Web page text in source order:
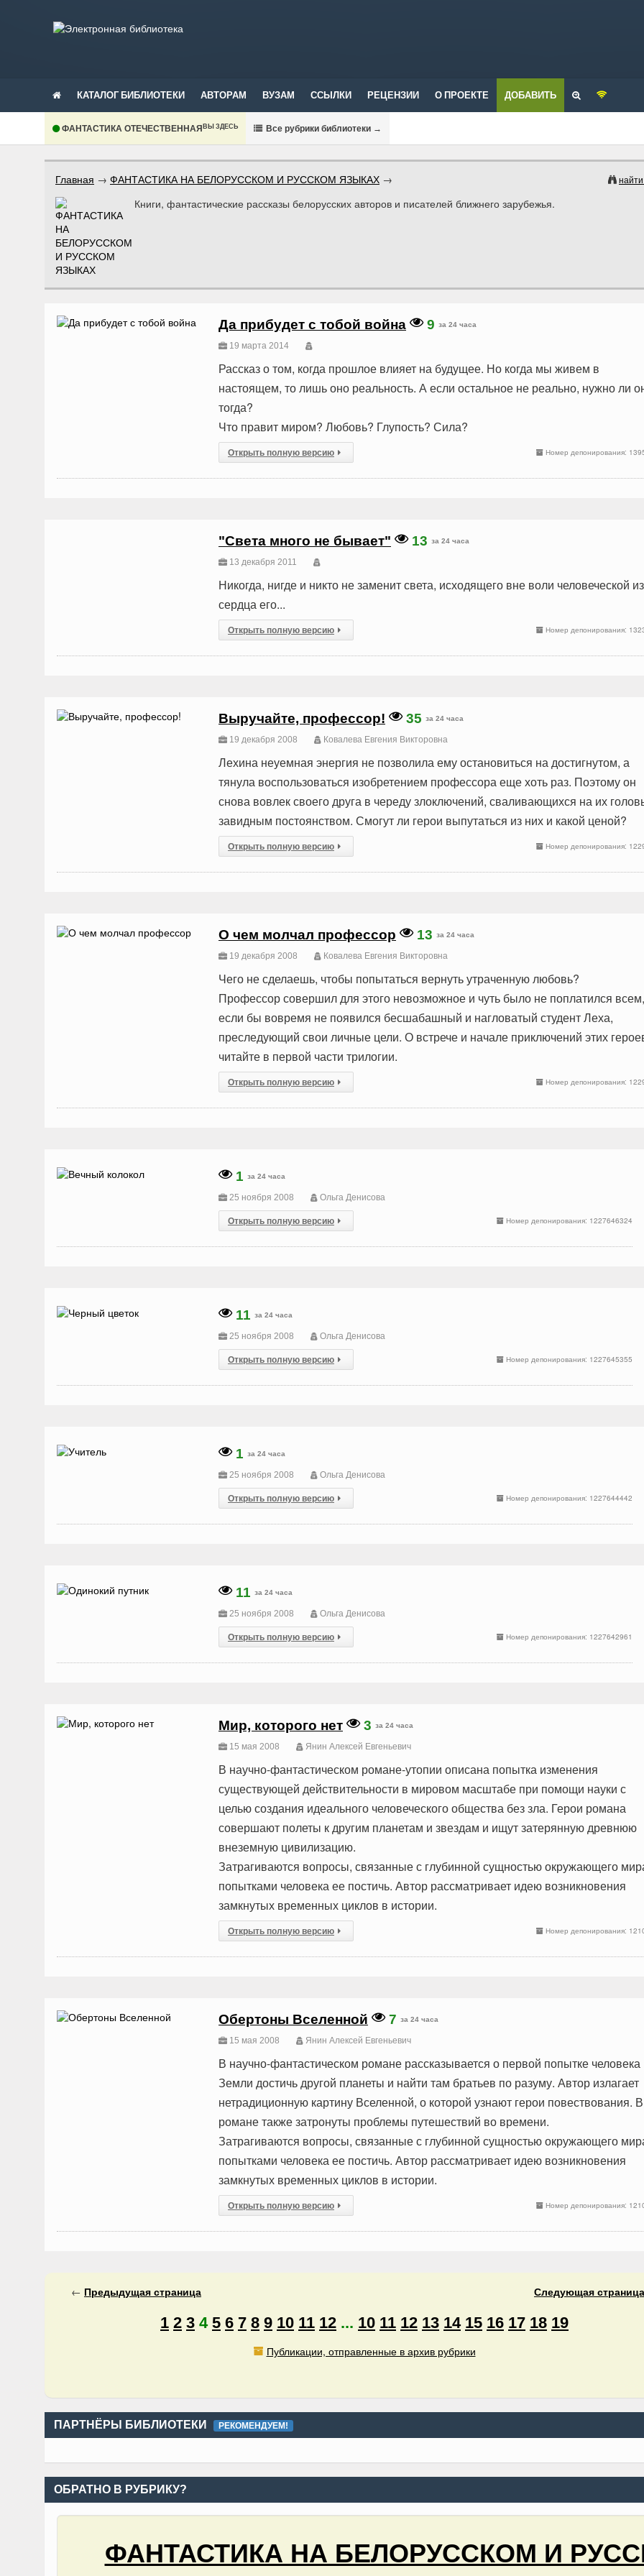
КАТАЛОГ БИБЛИОТЕКИ АВТОРАМ ВУЗАМ ССЫЛКИ РЕЦЕНЗИИ О ПРОЕКТЕ ДОБАВИТЬ
ФАНТАСТИКА ОТЕЧЕСТВЕННАЯВЫ ЗДЕСЬ Все рубрики библиотеки →
Главная → ФАНТАСТИКА НА БЕЛОРУССКОМ И РУССКОМ ЯЗЫКАХ →
Книги, фантастические рассказы белорусских авторов и писателей ближнего зарубежья.
Да прибудет с тобой война 9 за 24 часа
19 марта 2014
Рассказ о том, когда прошлое влияет на будущее. Но когда мы живем в
настоящем, то лишь оно реальность. А если остальное не реально, нужно ли
тогда?
Что правит миром? Любовь? Глупость? Сила?
Номер депонирования:
Открыть полную версию
"Света много не бывает" 13 за 24 часа
13 декабря 2011
Никогда, нигде и никто не заменит света, исходящего вне воли человеческой из
сердца его...
Номер депонирования:
Открыть полную версию
Выручайте, профессор! 35 за 24 часа
19 декабря 2008 Ковалева Евгения Викторовна
Лехина неуемная энергия не позволила ему остановиться на достигнутом, а
тянула воспользоваться изобретением профессора еще хоть раз. Поэтому он
снова вовлек своего друга в череду злоключений, сваливающихся на их
завидным постоянством. Смогут ли герои выпутаться из них и какой ценой?
Номер депонирования:
Открыть полную версию
О чем молчал профессор 13 за 24 часа
19 декабря 2008 Ковалева Евгения Викторовна
Чего не сделаешь, чтобы попытаться вернуть утраченную любовь?
Профессор совершил для этого невозможное и чуть было не поплатился всем,
если бы вовремя не появился бесшабашный и нагловатый студент Леха,
преследующий свои личные цели. О встрече и начале приключений этих
читайте в первой части трилогии.
Номер депонирования:
Открыть полную версию
1 за 24 часа
25 ноября 2008 Oльга Денисова
Номер депонирования: 1227646324
Открыть полную версию
11 за 24 часа
25 ноября 2008 Oльга Денисова
Номер депонирования: 1227645355
Открыть полную версию
1 за 24 часа
25 ноября 2008 Oльга Денисова
Номер депонирования: 1227644442
Открыть полную версию
11 за 24 часа
25 ноября 2008 Oльга Денисова
Номер депонирования: 1227642961
Открыть полную версию
Мир, которого нет 3 за 24 часа
15 мая 2008 Янин Алексей Евгеньевич
В научно-фантастическом романе-утопии описана попытка изменения
существующей действительности в мировом масштабе при помощи науки с
целью создания идеального человеческого общества без зла. Герои романа
совершают полеты к другим планетам и звездам и ищут затерянную древнюю
внеземную цивилизацию.
Затрагиваются вопросы, связанные с глубинной сущностью окружающего
попытками человека ее постичь. Автор рассматривает идею возникновения
замкнутых временных циклов в истории.
Номер депонирования:
Открыть полную версию
Обертоны Вселенной 7 за 24 часа
15 мая 2008 Янин Алексей Евгеньевич
В научно-фантастическом романе рассказывается о первой попытке человека
Земли достичь другой планеты и найти там братьев по разуму. Автор излагает
нетрадиционную картину Вселенной, о которой узнают герои повествования. В
романе также затронуты проблемы путешествий во времени.
Затрагиваются вопросы, связанные с глубинной сущностью окружающего
попытками человека ее постичь. Автор рассматривает идею возникновения
замкнутых временных циклов в истории.
Номер депонирования:
Открыть полную версию
← Предыдущая страница Следующая страница
1 2 3 4 5 6 7 8 9 10 11 12 ... 10 11 12 13 14 15 16 17 18 19
Публикации, отправленные в архив рубрики
ПАРТНЁРЫ БИБЛИОТЕКИ РЕКОМЕНДУЕМ!
ОБРАТНО В РУБРИКУ?
ФАНТАСТИКА НА БЕЛОРУССКОМ И